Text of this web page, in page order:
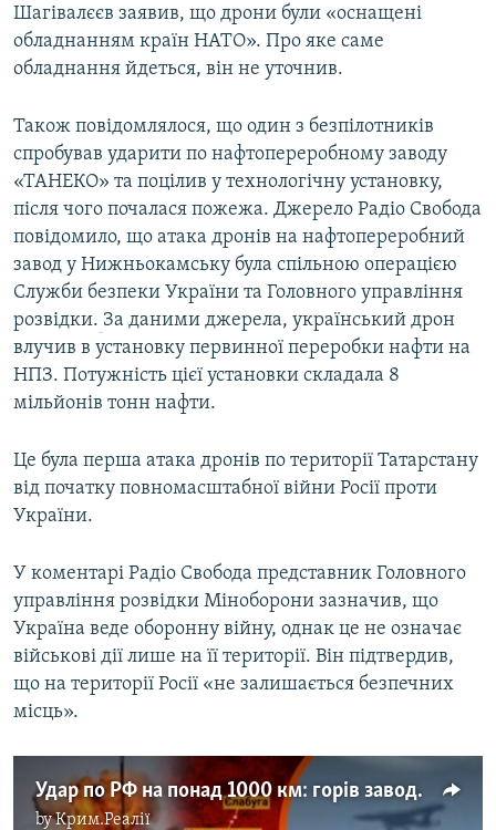
Шагівалєєв заявив, що дрони були «оснащені
обладнанням країн НАТО». Про яке саме
обладнання йдеться, він не уточнив.
Також повідомлялося, що один з безпілотників
спробував ударити по нафтопереробному заводу
«ТАНЕКО» та поцілив у технологічну установку,
після чого почалася пожежа. Джерело Радіо Свобода
повідомило, що атака дронів на нафтопереробний
завод у Нижньокамську була спільною операцією
Служби безпеки України та Головного управління
розвідки. За даними джерела, український дрон
влучив в установку первинної переробки нафти на
НПЗ. Потужність цієї установки складала 8
мільйонів тонн нафти.
Це була перша атака дронів по території Татарстану
від початку повномасштабної війни Росії проти
України.
У коментарі Радіо Свобода представник Головного
управління розвідки Міноборони зазначив, що
Україна веде оборонну війну, однак це не означає
військові дії лише на її території. Він підтвердив,
що на території Росії «не залишається безпечних
місць».
Удар по РФ на понад 1000 км: горів завод зі збірки «шахедів та НПЗ у Татарстані. Що відомо? (відео)
byКрим.Реалії